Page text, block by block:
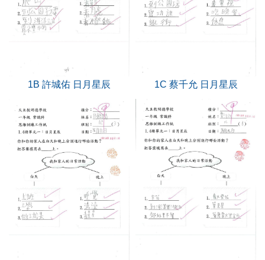
1B 許城佑 日月星辰 1C 蔡千允 日月星辰